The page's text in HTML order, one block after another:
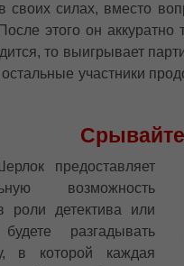
своих силах, вместо
этого он аккуратно
то выигрывает
участники
предоставляет
возможность
роли детектива или
разгадывать
в которой каждая